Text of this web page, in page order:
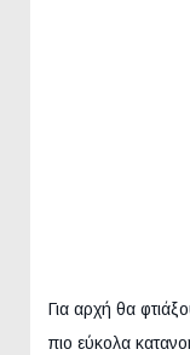
Για αρχή θα
πιο εύκολα